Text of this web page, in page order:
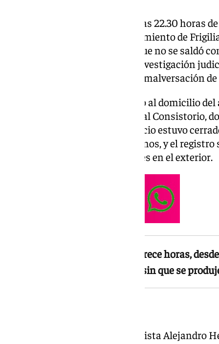
La Guardia Civil finalizó sobre las 22.30 horas
de las dependencias del Ayuntamiento de
se dilató más de trece horas y que no se saldó
operativo se enmarca en una investigación
prevaricación administrativa y malversación
Los agentes accedieron primero al domicilio
posteriormente se trasladaron al Consistorio,
durante toda la jornada. El edificio estuvo
salida para trabajadores ni vecinos, y el
con apenas presencia de agentes en el exterior.
El registro se prolongó más de trece horas,
hasta pasadas las 22.30 horas, sin que se
El alcalde de Frigiliana, el socialista Alejandro